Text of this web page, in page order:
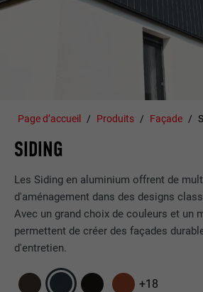
Page d’accueil Produits Façade
SIDING
Les Siding en aluminium offrent de
d'aménagement dans des designs
Avec un grand choix de couleurs et un
permettent de créer des façades
d'entretien.
+18